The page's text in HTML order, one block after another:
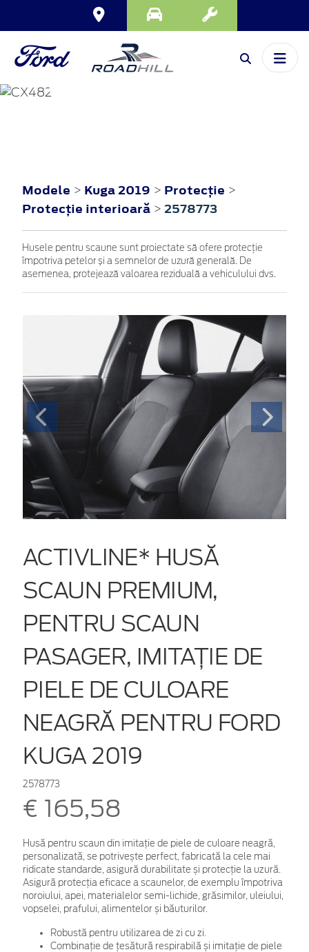
KUGA
Modele > Kuga 2019 > Protecţie >
Protecţie interioară > 2578773
Husele pentru scaune sunt proiectate să ofere protecție
împotriva petelor și a semnelor de uzură generală. De
asemenea, protejează valoarea reziduală a vehiculului dvs.
ACTIVLINE* HUSĂ
SCAUN PREMIUM,
PENTRU SCAUN
PASAGER, IMITAȚIE DE
PIELE DE CULOARE
NEAGRĂ PENTRU FORD
KUGA 2019
2578773
€ 165,58
Husă pentru scaun din imitație de piele de culoare neagră,
personalizată, se potrivește perfect, fabricată la cele mai
ridicate standarde, asigură durabilitate și protecție la uzură.
Asigură protecția eficace a scaunelor, de exemplu împotriva
noroiului, apei, materialelor semi-lichide, grăsimilor, uleiului,
vopselei, prafului, alimentelor și băuturilor.
Robustă pentru utilizarea de zi cu zi.
Combinație de țesătură respirabilă și imitație de piele